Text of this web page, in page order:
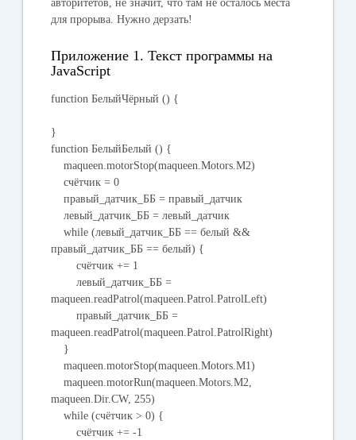
авторитетов, не значит, что там не осталось места
для прорыва. Нужно дерзать!
Приложение 1. Текст программы на
JavaScript
function БелыйЧёрный () {
}
function БелыйБелый () {
maqueen.motorStop(maqueen.Motors.M2)
счётчик = 0
правый_датчик_ББ = правый_датчик
левый_датчик_ББ = левый_датчик
while (левый_датчик_ББ == белый &&
правый_датчик_ББ == белый) {
счётчик += 1
левый_датчик_ББ =
maqueen.readPatrol(maqueen.Patrol.PatrolLeft)
правый_датчик_ББ =
maqueen.readPatrol(maqueen.Patrol.PatrolRight)
}
maqueen.motorStop(maqueen.Motors.M1)
maqueen.motorRun(maqueen.Motors.M2,
maqueen.Dir.CW, 255)
while (счётчик > 0) {
счётчик += -1